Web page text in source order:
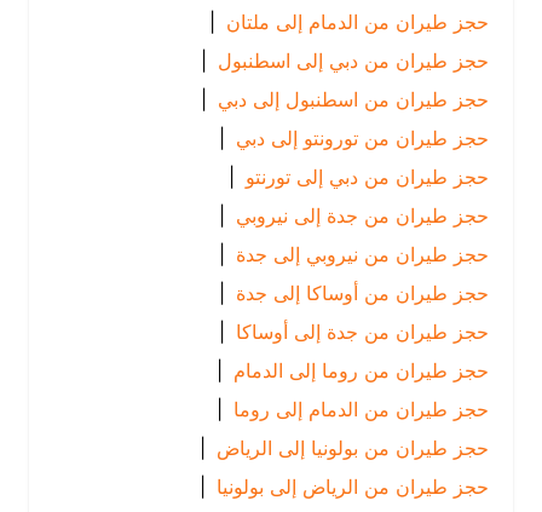
حجز طيران من الدمام إلى ملتان |
حجز طيران من دبي إلى اسطنبول |
حجز طيران من اسطنبول إلى دبي |
حجز طيران من تورونتو إلى دبي |
حجز طيران من دبي إلى تورنتو |
حجز طيران من جدة إلى نيروبي |
حجز طيران من نيروبي إلى جدة
حجز طيران من أوساكا إلى جدة
حجز طيران من جدة إلى أوساكا |
حجز طيران من روما إلى الدمام
|
حجز طيران من الدمام إلى روما
|
حجز طيران من بولونيا إلى الرياض
|
حجز طيران من الرياض إلى بولونيا
|